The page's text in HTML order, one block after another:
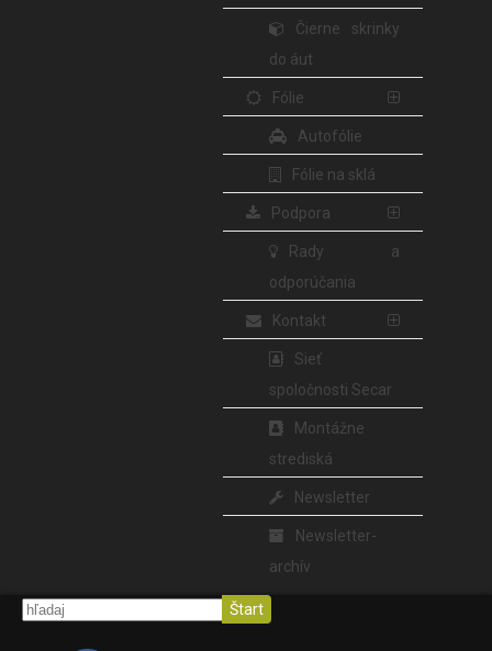
Čierne skrinky
do áut
Fólie
Autofólie
Fólie na sklá
Podpora
Rady a
odporúčania
Kontakt
Sieť
spoločnosti Secar
Montážne
strediská
Newsletter
Newsletter-
archív
Štart